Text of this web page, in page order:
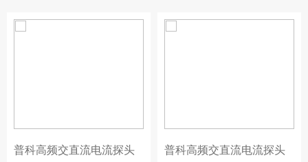
普科高频交直流电流探头
普科高频交直流电流探头